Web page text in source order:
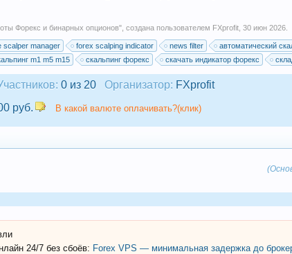
Форекс и бинарных опционов", создана пользователем FXprofit ,30 июн 2026
scalper manager forex scalping indicator news filter автоматический
m1 m5 m15 скальпинг форекс скачать индикатор форекс
0 из 20 Организатор: FXprofit
руб. В какой валюте оплачивать?(клик)
24/7 без сбоёв: Forex VPS — минимальная задержка до